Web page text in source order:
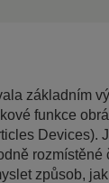
základním
funkce
Devices).
způsob,